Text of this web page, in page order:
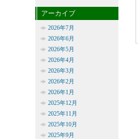
アーカイブ
2026年7月
2026年6月
2026年5月
2026年4月
2026年3月
2026年2月
2026年1月
2025年12月
2025年11月
2025年10月
2025年9月